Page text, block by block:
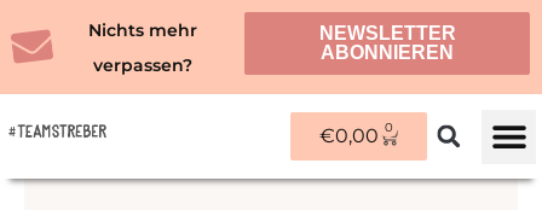
Inhalt
Nichts mehr
verpassen?
NEWSLETTER
ABONNIEREN
€0,00 0
WARENKORB